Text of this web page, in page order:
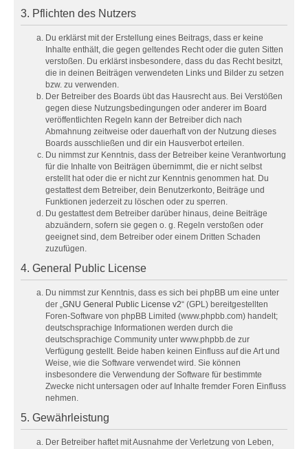
3. Pflichten des Nutzers
Du erklärst mit der Erstellung eines Beitrags, dass er keine
Inhalte enthält, die gegen geltendes Recht oder die guten Sitten
verstoßen. Du erklärst insbesondere, dass du das Recht besitzt,
die in deinen Beiträgen verwendeten Links und Bilder zu setzen
bzw. zu verwenden.
Der Betreiber des Boards übt das Hausrecht aus. Bei Verstößen
gegen diese Nutzungsbedingungen oder anderer im Board
veröffentlichten Regeln kann der Betreiber dich nach
Abmahnung zeitweise oder dauerhaft von der Nutzung dieses
Boards ausschließen und dir ein Hausverbot erteilen.
Du nimmst zur Kenntnis, dass der Betreiber keine Verantwortung
für die Inhalte von Beiträgen übernimmt, die er nicht selbst
erstellt hat oder die er nicht zur Kenntnis genommen hat. Du
gestattest dem Betreiber, dein Benutzerkonto, Beiträge und
Funktionen jederzeit zu löschen oder zu sperren.
Du gestattest dem Betreiber darüber hinaus, deine Beiträge
abzuändern, sofern sie gegen o. g. Regeln verstoßen oder
geeignet sind, dem Betreiber oder einem Dritten Schaden
zuzufügen.
4. General Public License
Du nimmst zur Kenntnis, dass es sich bei phpBB um eine unter
der „GNU General Public License v2“ (GPL) bereitgestellten
Foren-Software von phpBB Limited (www.phpbb.com) handelt;
deutschsprachige Informationen werden durch die
deutschsprachige Community unter www.phpbb.de zur
Verfügung gestellt. Beide haben keinen Einfluss auf die Art und
Weise, wie die Software verwendet wird. Sie können
insbesondere die Verwendung der Software für bestimmte
Zwecke nicht untersagen oder auf Inhalte fremder Foren Einfluss
nehmen.
5. Gewährleistung
Der Betreiber haftet mit Ausnahme der Verletzung von Leben,